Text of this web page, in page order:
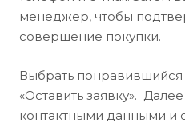
менеджер, чтобы
совершение покупки.
Выбрать понравившийся
«Оставить заявку».
контактными данными и